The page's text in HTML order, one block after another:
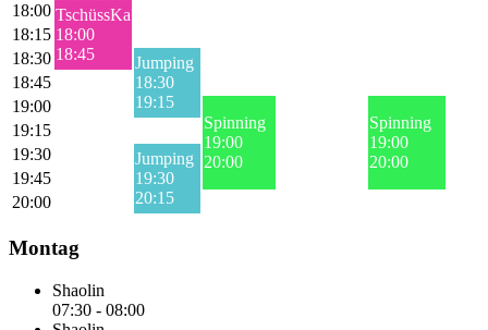
18:00 TschüssKa
18:00
18:45
18:15
18:30
Jumping
18:30
19:15
18:45
19:00
Spinning
19:00
20:00
Spinning
19:00
20:00
19:15
19:30
Jumping
19:30
20:15
19:45
20:00
Montag
Shaolin
07:30 - 08:00